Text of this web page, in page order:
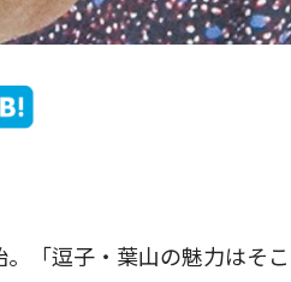
「逗子・葉山の魅力はそ